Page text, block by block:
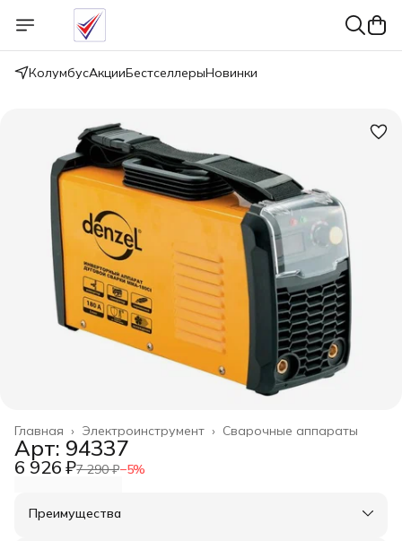
КолумбусАкцииБестселлерыНовинки
Сварочные аппараты
Электроинструмент ›
Главная ›
Арт: 94337
6 926 ₽7 290 ₽−5%
Преимущества
Оплата частями в Сплит